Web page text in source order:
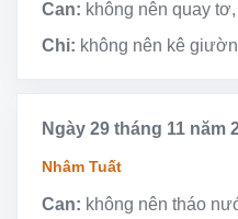
Can: không nên quay
Chi: không nên kê
Ngày 29 tháng 11 năm
Nhâm Tuất
Can: không nên tháo